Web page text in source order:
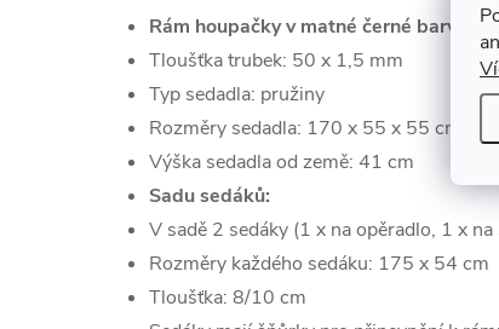
Rám houpačky v matné černé barvě:
Tloušťka trubek: 50 x 1,5 mm
Typ sedadla: pružiny
Rozměry sedadla: 170 x 55 x 55 cm
Výška sedadla od země: 41 cm
Sadu sedáků:
V sadě 2 sedáky (1 x na opěradlo, 1 x na
Rozměry každého sedáku: 175 x 54 cm
Tloušťka: 8/10 cm